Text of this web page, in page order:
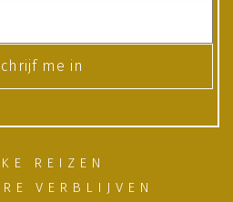
me in
REIZEN
VERBLIJVEN